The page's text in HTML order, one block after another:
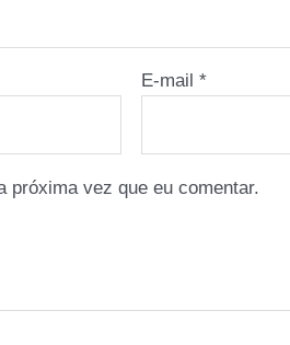
E-mail*
próxima vez que eu comentar.